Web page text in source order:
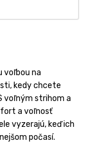
voľbou na
kedy chcete
voľným strihom a
a voľnosť
vyzerajú, keď ich
počasí.